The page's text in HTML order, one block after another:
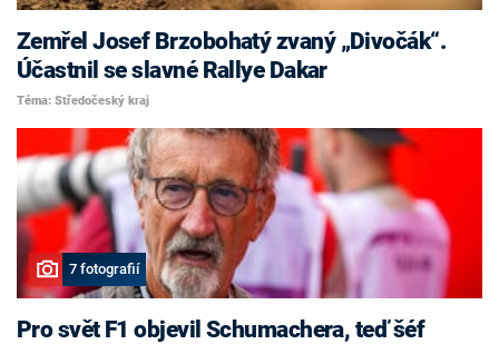
Zemřel Josef Brzobohatý zvaný „Divočák“.
Účastnil se slavné Rallye Dakar
Téma: Středočeský kraj
7 fotografií
Pro svět F1 objevil Schumachera, teď šéf